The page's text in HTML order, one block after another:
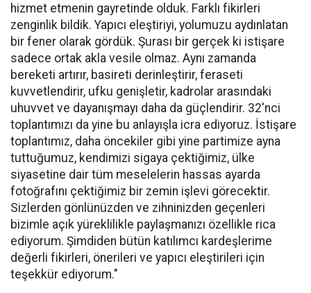
hizmet etmenin gayretinde olduk. Farklı fikirleri
zenginlik bildik. Yapıcı eleştiriyi, yolumuzu aydınlatan
bir fener olarak gördük. Şurası bir gerçek ki istişare
sadece ortak akla vesile olmaz. Aynı zamanda
bereketi artırır, basireti derinleştirir, feraseti
kuvvetlendirir, ufku genişletir, kadrolar arasındaki
uhuvvet ve dayanışmayı daha da güçlendirir. 32'nci
toplantımızı da yine bu anlayışla icra ediyoruz. İstişare
toplantımız, daha öncekiler gibi yine partimize ayna
tuttuğumuz, kendimizi sigaya çektiğimiz, ülke
siyasetine dair tüm meselelerin hassas ayarda
fotoğrafını çektiğimiz bir zemin işlevi görecektir.
Sizlerden gönlünüzden ve zihninizden geçenleri
bizimle açık yüreklilikle paylaşmanızı özellikle rica
ediyorum. Şimdiden bütün katılımcı kardeşlerime
değerli fikirleri, önerileri ve yapıcı eleştirileri için
teşekkür ediyorum."